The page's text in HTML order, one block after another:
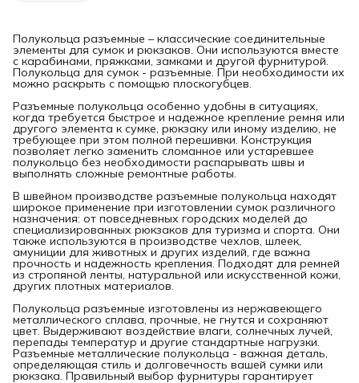
Полукольца разъемные – классические соединительные
элементы для сумок и рюкзаков. Они используются вместе
с карабинами, пряжками, замками и другой фурнитурой.
Полукольца для сумок - разъемные. При необходимости их
можно раскрыть с помощью плоскогубцев.
Разъемные полукольца особенно удобны в ситуациях,
когда требуется быстрое и надежное крепление ремня или
другого элемента к сумке, рюкзаку или иному изделию, не
требующее при этом полной перешивки. Конструкция
позволяет легко заменить сломанное или устаревшее
полукольцо без необходимости распарывать швы и
выполнять сложные ремонтные работы.
В швейном производстве разъемные полукольца находят
широкое применение при изготовлении сумок различного
назначения: от повседневных городских моделей до
специализированных рюкзаков для туризма и спорта. Они
также используются в производстве чехлов, шлеек,
амуниции для животных и других изделий, где важна
прочность и надежность крепления. Подходят для ремней
из стропяной ленты, натуральной или искусственной кожи,
других плотных материалов.
Полукольца разъемные изготовлены из нержавеющего
металлического сплава, прочные, не гнутся и сохраняют
цвет. Выдерживают воздействие влаги, солнечных лучей,
перепады температур и другие стандартные нагрузки.
Разъемные металлические полукольца - важная деталь,
определяющая стиль и долговечность вашей сумки или
рюкзака. Правильный выбор фурнитуры гарантирует